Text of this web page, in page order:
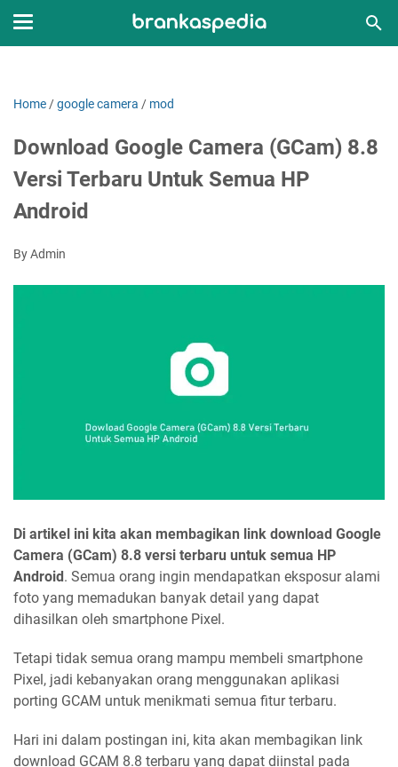
Home /google camera / mod
Download Google Camera (GCam) 8.8
Versi Terbaru Untuk Semua HP
Android
By Admin
Di artikel ini kita akan membagikan link download Google
Camera (GCam) 8.8 versi terbaru untuk semua HP
Android. Semua orang ingin mendapatkan eksposur alami
foto yang memadukan banyak detail yang dapat
dihasilkan oleh smartphone Pixel.
Tetapi tidak semua orang mampu membeli smartphone
Pixel, jadi kebanyakan orang menggunakan aplikasi
porting GCAM untuk menikmati semua fitur terbaru.
Hari ini dalam postingan ini, kita akan membagikan link
download GCAM 8.8 terbaru yang dapat diinstal pada